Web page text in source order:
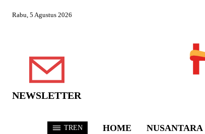
Rabu, 5 Agustus 2026
NEWSLETTER
TREN HOME NUSANTARA